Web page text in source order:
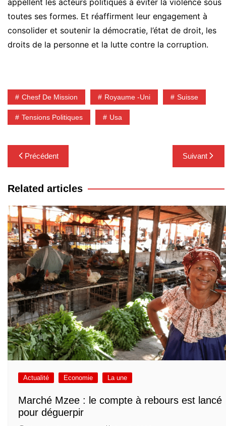
appellent les acteurs politiques à éviter la violence sous
toutes ses formes. Et réaffirment leur engagement à
consolider et soutenir la démocratie, l’état de droit, les
droits de la personne et la lutte contre la corruption.
Chesf De Mission Royaume -Uni Suisse
Tensions Politiques Usa
Navigation
de
l’article
Précédent Suivant
Related articles
Actualité Economie La une
Marché Mzee : le compte à rebours est lancé
pour déguerpir